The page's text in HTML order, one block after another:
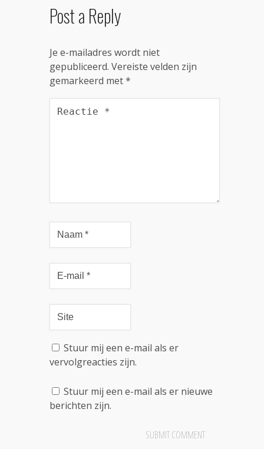
Post a Reply
Je e-mailadres wordt niet
gepubliceerd. Vereiste velden zijn
gemarkeerd met*
Stuur mij een e-mail als er
vervolgreacties zijn.
Stuur mij een e-mail als er nieuwe
berichten zijn.